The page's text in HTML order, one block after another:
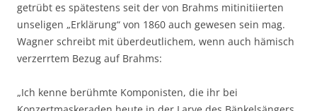
getrübt es spätestens seit der von Brahms mitinitiierten
unseligen „Erklärung“ von 1860 auch gewesen sein mag.
Wagner schreibt mit überdeutlichem, wenn auch hämisch
verzerrtem Bezug auf Brahms:
„Ich kenne berühmte Komponisten, die ihr bei